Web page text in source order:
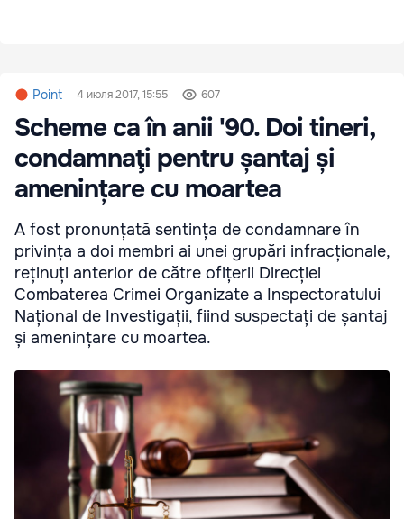
Point 4 июля 2017, 15:55 607
Scheme ca în anii '90. Doi tineri,
condamnaţi pentru șantaj și
amenințare cu moartea
A fost pronunțată sentința de condamnare în
privința a doi membri ai unei grupări infracționale,
reținuți anterior de către ofițerii Direcției
Combaterea Crimei Organizate a Inspectoratului
Național de Investigații, fiind suspectați de șantaj
și amenințare cu moartea.